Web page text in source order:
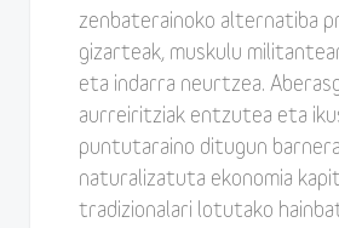
zenbaterainoko alternatiba
gizarteak, muskulu
eta indarra neurtzea.
aurreiritziak entzutea eta
puntutaraino ditugun
naturalizatuta ekonomia
tradizionalari lotutako